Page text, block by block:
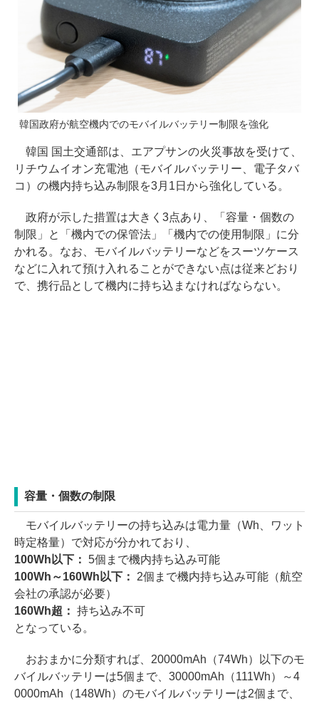
韓国政府が航空機内でのモバイルバッテリー制限を強化
韓国 国土交通部は、エアプサンの火災事故を受けて、
リチウムイオン充電池（モバイルバッテリー、電子タバ
コ）の機内持ち込み制限を3月1日から強化している。
政府が示した措置は大きく3点あり、「容量・個数の
制限」と「機内での保管法」「機内での使用制限」に分
かれる。なお、モバイルバッテリーなどをスーツケース
などに入れて預け入れることができない点は従来どおり
で、携行品として機内に持ち込まなければならない。
容量・個数の制限
モバイルバッテリーの持ち込みは電力量（Wh、ワット
時定格量）で対応が分かれており、
100Wh以下： 5個まで機内持ち込み可能
100Wh～160Wh以下： 2個まで機内持ち込み可能（航空
会社の承認が必要）
160Wh超： 持ち込み不可
となっている。
おおまかに分類すれば、20000mAh（74Wh）以下のモ
バイルバッテリーは5個まで、30000mAh（111Wh）～4
0000mAh（148Wh）のモバイルバッテリーは2個まで、